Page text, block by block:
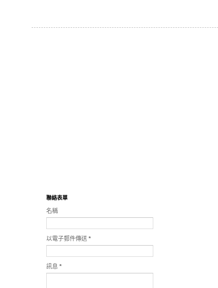
聯絡表單
名稱
以電子郵件傳送 *
訊息 *